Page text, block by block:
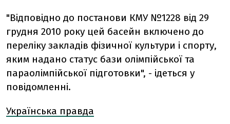
"Відповідно до постанови КМУ №1228 від 29
грудня 2010 року цей басейн включено до
переліку закладів фізичної культури і спорту,
яким надано статус бази олімпійської та
параолімпійської підготовки", - ідеться у
повідомленні.
Українська правда